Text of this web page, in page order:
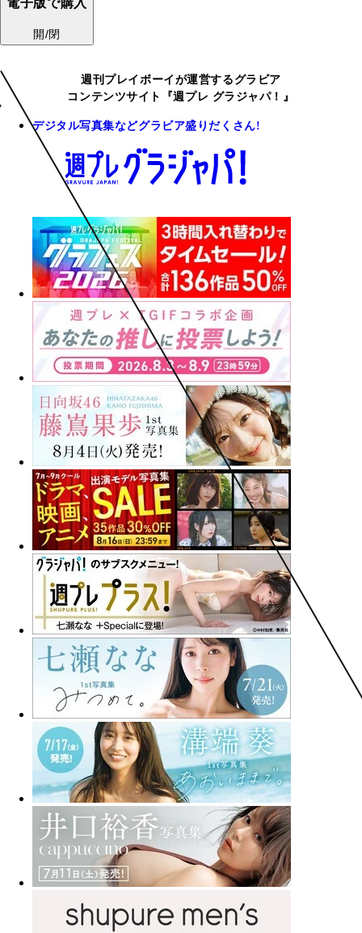
電子版で購入
開/閉
週刊プレイボーイが運営するグラビア
コンテンツサイト『週プレ グラジャパ！』
デジタル写真集などグラビア盛りだくさん!